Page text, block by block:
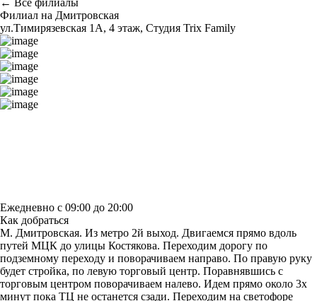
← Все филиалы
Филиал на Дмитровская
ул.Тимирязевская 1А, 4 этаж, Студия Trix Family
Ежедневно с 09:00 до 20:00
Как добраться
М. Дмитровская. Из метро 2й выход. Двигаемся прямо вдоль
путей МЦК до улицы Костякова. Переходим дорогу по
подземному переходу и поворачиваем направо. По правую руку
будет стройка, по левую торговый центр. Поравнявшись с
торговым центром поворачиваем налево. Идем прямо около 3х
минут пока ТЦ не останется сзади. Переходим на светофоре